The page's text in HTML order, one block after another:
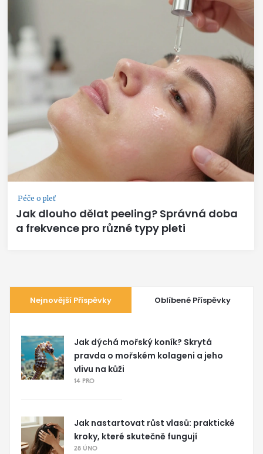
Péče o pleť
Jak dlouho dělat peeling? Správná doba
a frekvence pro různé typy pleti
Nejnovější Příspěvky Oblíbené Příspěvky
Jak dýchá mořský koník? Skrytá
pravda o mořském kolageni a jeho
vlivu na kůži
14 PRO
Jak nastartovat růst vlasů: praktické
kroky, které skutečně fungují
28 ÚNO